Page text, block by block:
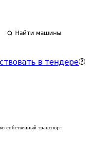
Найти машины
в тендере
собственный транспорт